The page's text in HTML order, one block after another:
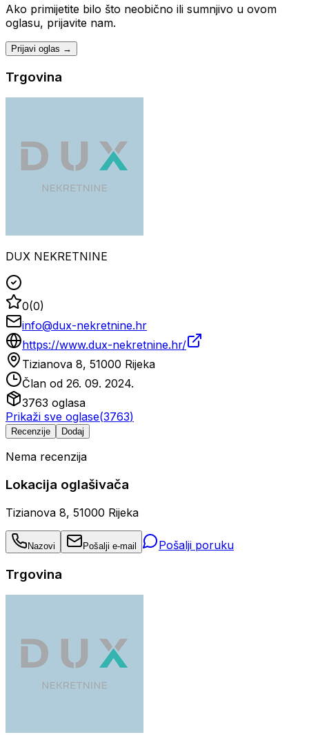
Ako primijetite bilo što neobično ili sumnjivo u ovom
oglasu, prijavite nam.
Prijavi oglas →
Trgovina
DUX NEKRETNINE
0(0)
info@dux-nekretnine.hr
https://www.dux-nekretnine.hr/
Tizianova 8, 51000 Rijeka
Član od 26. 09. 2024.
3763 oglasa
Prikaži sve oglase(3763)
Recenzije Dodaj
Nema recenzija
Lokacija oglašivača
Tizianova 8, 51000 Rijeka
Nazovi Pošalji e-mail Pošalji poruku
Trgovina